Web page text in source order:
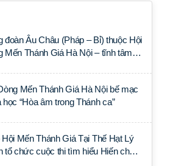
đoàn Âu Châu (Pháp – Bỉ) thuộc Hội
Mến Thánh Giá Hà Nội – tĩnh tâm
Mến Thánh Giá Hà Nội bế mạc
học “Hòa âm trong Thánh ca”
Hội Mến Thánh Giá Tại Thế Hạt Lý
tổ chức cuộc thi tìm hiểu Hiến chế